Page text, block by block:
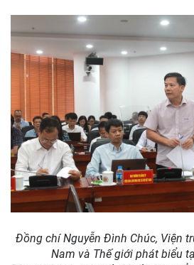
Đồng chíNguyễn Đình Chúc, Viện
Nam và Thế giớiphát biểu